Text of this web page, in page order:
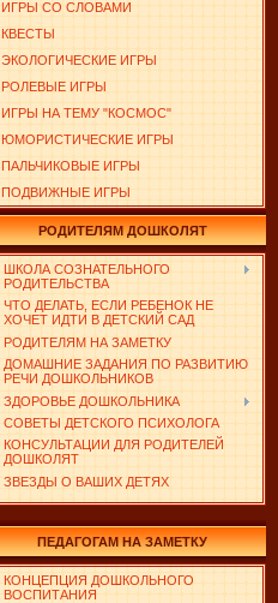
ИГРЫ СО СЛОВАМИ
КВЕСТЫ
ЭКОЛОГИЧЕСКИЕ ИГРЫ
РОЛЕВЫЕ ИГРЫ
ИГРЫ НА ТЕМУ "КОСМОС"
ЮМОРИСТИЧЕСКИЕ ИГРЫ
ПАЛЬЧИКОВЫЕ ИГРЫ
ПОДВИЖНЫЕ ИГРЫ
РОДИТЕЛЯМ ДОШКОЛЯТ
ШКОЛА СОЗНАТЕЛЬНОГО
РОДИТЕЛЬСТВА
ЧТО ДЕЛАТЬ, ЕСЛИ РЕБЕНОК НЕ
ХОЧЕТ ИДТИ В ДЕТСКИЙ САД
РОДИТЕЛЯМ НА ЗАМЕТКУ
ДОМАШНИЕ ЗАДАНИЯ ПО РАЗВИТИЮ
РЕЧИ ДОШКОЛЬНИКОВ
ЗДОРОВЬЕ ДОШКОЛЬНИКА
СОВЕТЫ ДЕТСКОГО ПСИХОЛОГА
КОНСУЛЬТАЦИИ ДЛЯ РОДИТЕЛЕЙ
ДОШКОЛЯТ
ЗВЕЗДЫ О ВАШИХ ДЕТЯХ
ПЕДАГОГАМ НА ЗАМЕТКУ
КОНЦЕПЦИЯ ДОШКОЛЬНОГО
ВОСПИТАНИЯ